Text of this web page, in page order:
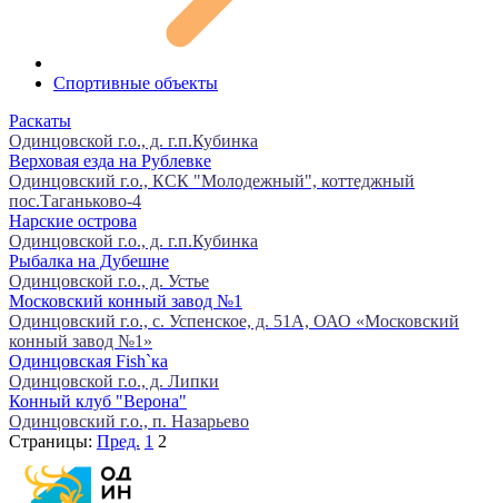
Спортивные объекты
Раскаты
Одинцовской г.о., д. г.п.Кубинка
Верховая езда на Рублевке
Одинцовский г.о., КСК "Молодежный", коттеджный
пос.Таганьково-4
Нарские острова
Одинцовской г.о., д. г.п.Кубинка
Рыбалка на Дубешне
Одинцовской г.о., д. Устье
Московский конный завод №1
Одинцовский г.о., с. Успенское, д. 51А, ОАО «Московский
конный завод №1»
Одинцовская Fish`ка
Одинцовской г.о., д. Липки
Конный клуб "Верона"
Одинцовский г.о., п. Назарьево
Страницы: Пред. 1 2